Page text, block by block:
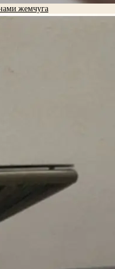
жемчуга